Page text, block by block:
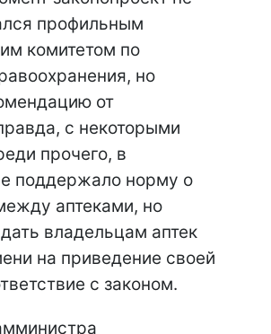
профильным
комитетом по
но
от
с некоторыми
прочего, в
поддержало норму о
аптеками, но
владельцам аптек
на приведение своей
с законом.